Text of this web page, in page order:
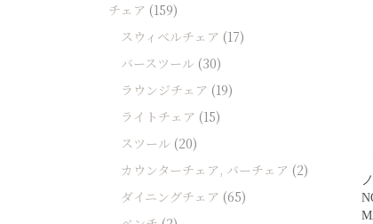
テーブル
ソファー
ビーズクッション
ソファ
デスク
チェア (159)
スウィベルチェア (17)
バースツール (30)
ラウンジチェア (19)
ライトチェア (15)
スツール (20)
カウンターチェア, バーチェア (2)
ダイニングチェア (65)